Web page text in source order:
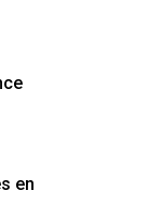
en